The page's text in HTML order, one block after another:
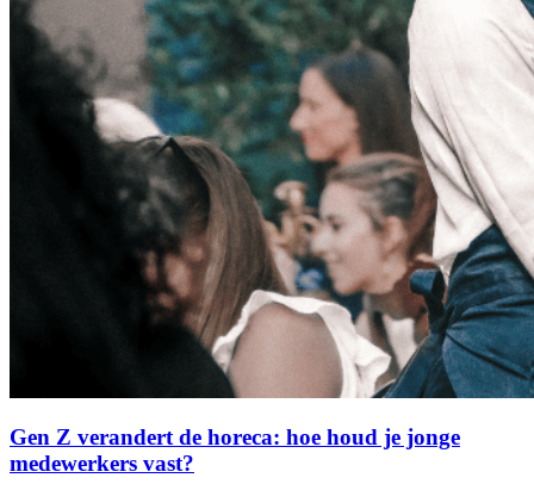
Gen Z verandert de horeca: hoe houd je jonge
medewerkers vast?